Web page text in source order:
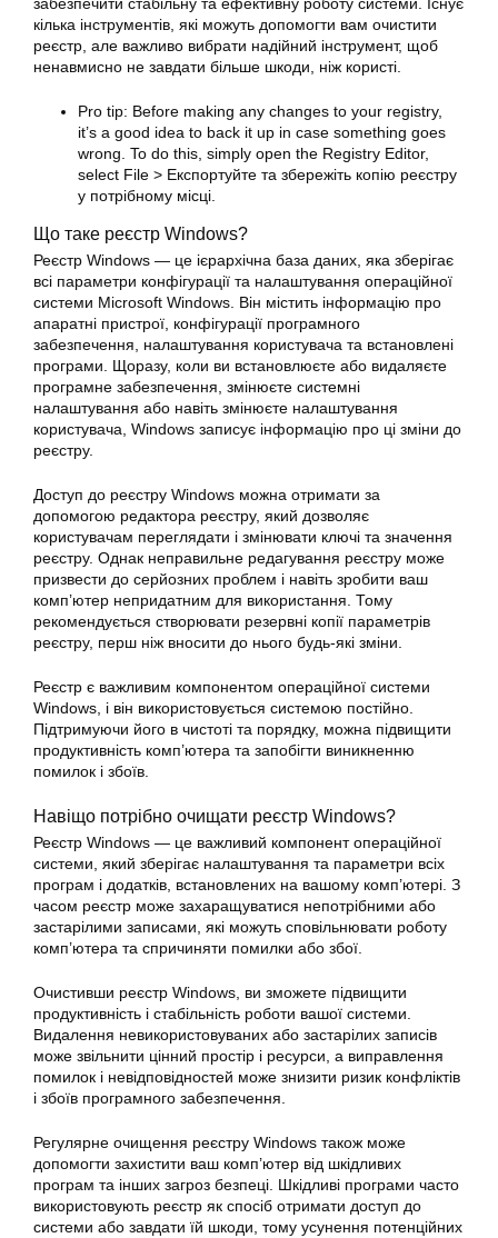
забезпечити стабільну та ефективну роботу системи. Існує
кілька інструментів, які можуть допомогти вам очистити
реєстр, але важливо вибрати надійний інструмент, щоб
ненавмисно не завдати більше шкоди, ніж користі.
Pro tip: Before making any changes to your registry,
it’s a good idea to back it up in case something goes
wrong. To do this, simply open the Registry Editor,
select File > Експортуйте та збережіть копію реєстру
у потрібному місці.
Що таке реєстр Windows?
Реєстр Windows — це ієрархічна база даних, яка зберігає
всі параметри конфігурації та налаштування операційної
системи Microsoft Windows. Він містить інформацію про
апаратні пристрої, конфігурації програмного
забезпечення, налаштування користувача та встановлені
програми. Щоразу, коли ви встановлюєте або видаляєте
програмне забезпечення, змінюєте системні
налаштування або навіть змінюєте налаштування
користувача, Windows записує інформацію про ці зміни до
реєстру.
Доступ до реєстру Windows можна отримати за
допомогою редактора реєстру, який дозволяє
користувачам переглядати і змінювати ключі та значення
реєстру. Однак неправильне редагування реєстру може
призвести до серйозних проблем і навіть зробити ваш
комп’ютер непридатним для використання. Тому
рекомендується створювати резервні копії параметрів
реєстру, перш ніж вносити до нього будь-які зміни.
Реєстр є важливим компонентом операційної системи
Windows, і він використовується системою постійно.
Підтримуючи його в чистоті та порядку, можна підвищити
продуктивність комп’ютера та запобігти виникненню
помилок і збоїв.
Навіщо потрібно очищати реєстр Windows?
Реєстр Windows — це важливий компонент операційної
системи, який зберігає налаштування та параметри всіх
програм і додатків, встановлених на вашому комп’ютері. З
часом реєстр може захаращуватися непотрібними або
застарілими записами, які можуть сповільнювати роботу
комп’ютера та спричиняти помилки або збої.
Очистивши реєстр Windows, ви зможете підвищити
продуктивність і стабільність роботи вашої системи.
Видалення невикористовуваних або застарілих записів
може звільнити цінний простір і ресурси, а виправлення
помилок і невідповідностей може знизити ризик конфліктів
і збоїв програмного забезпечення.
Регулярне очищення реєстру Windows також може
допомогти захистити ваш комп’ютер від шкідливих
програм та інших загроз безпеці. Шкідливі програми часто
використовують реєстр як спосіб отримати доступ до
системи або завдати їй шкоди, тому усунення потенційних